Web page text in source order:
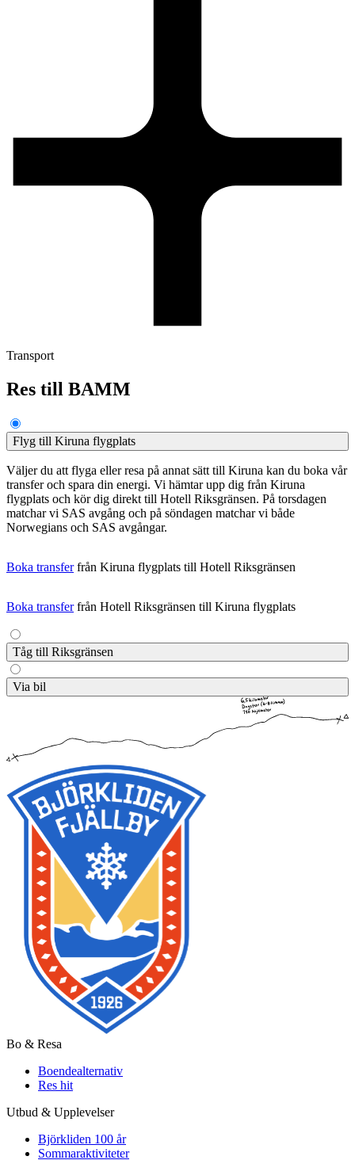
Transport
Res till BAMM
Flyg till Kiruna flygplats
Väljer du att flyga eller resa på annat sätt till Kiruna kan du boka vår
transfer och spara din energi. Vi hämtar upp dig från Kiruna
flygplats och kör dig direkt till Hotell Riksgränsen. På torsdagen
matchar vi SAS avgång och på söndagen matchar vi både
Norwegians och SAS avgångar.
Boka transferfrån Kiruna flygplats till Hotell Riksgränsen
Boka transferfrån Hotell Riksgränsen till Kiruna flygplats
Tåg till Riksgränsen
Kliv på tåget på kvällen i Stockholm eller Göteborg och vakna upp i
en fantastisk fjällmiljö dagen efter. Du är framme i Riksgränsen vid
lunchtid. SJ trafikerar sträckan och resan mellan Stockholm och
Riksgränsen tar cirka 18 timmar. Tågstationen i Riksgränsen ligger
endast 100 meter från Hotell Riksgränsen.
Via bil
Kör E4 norrut, sväng vänster i Töre och fortsätt sedan på E10 mot
Kiruna och Narvik. Du hittar oss precis innan norska gränsen.
Bo & Resa
Boendealternativ
Res hit
Utbud & Upplevelser
Björkliden 100 år
Sommaraktiviteter